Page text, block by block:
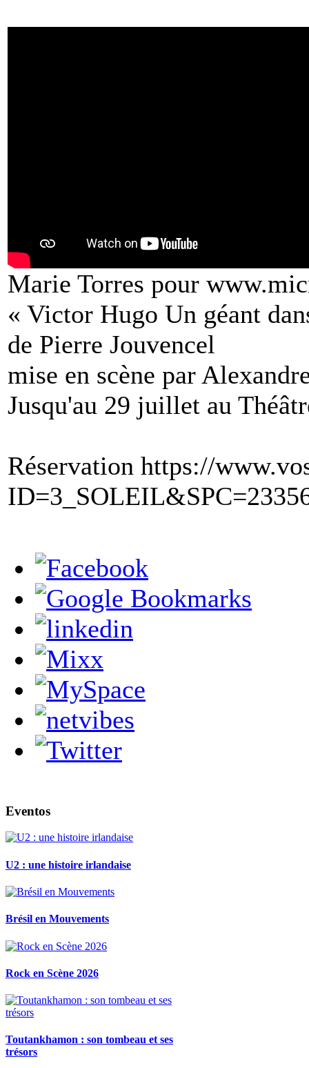
Marie Torres pour
« Victor Hugo Un géant
de Pierre Jouvencel
mise en scène par
Jusqu'au 29 juillet au
Réservation https://
Eventos
U2 : une histoire irlandaise
Brésil en Mouvements
Rock en Scène 2026
Toutankhamon : son tombeau et ses
trésors